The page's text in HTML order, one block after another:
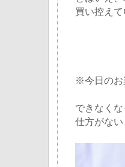
買い控えて
※今日のお
できなく
仕方がない